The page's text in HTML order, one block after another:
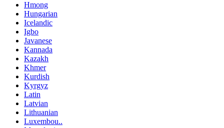
Hmong
Hungarian
Icelandic
Igbo
Javanese
Kannada
Kazakh
Khmer
Kurdish
Kyrgyz
Latin
Latvian
Lithuanian
Luxembou..